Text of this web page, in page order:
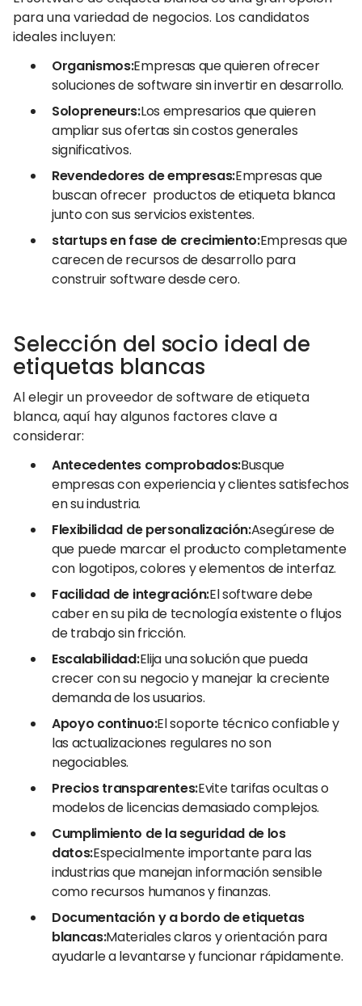
para una variedad de negocios. Los candidatos
ideales incluyen:
Organismos:Empresas que quieren ofrecer
soluciones de software sin invertir en desarrollo.
Solopreneurs:Los empresarios que quieren
ampliar sus ofertas sin costos generales
significativos.
Revendedores de empresas:Empresas que
buscan ofrecer productos de etiqueta blanca
junto con sus servicios existentes.
startups en fase de crecimiento:Empresas que
carecen de recursos de desarrollo para
construir software desde cero.
Selección del socio ideal de
etiquetas blancas
Al elegir un proveedor de software de etiqueta
blanca, aquí hay algunos factores clave a
considerar:
Antecedentes comprobados:Busque
empresas con experiencia y clientes satisfechos
en su industria.
Flexibilidad de personalización:Asegúrese de
que puede marcar el producto completamente
con logotipos, colores y elementos de interfaz.
Facilidad de integración:El software debe
caber en su pila de tecnología existente o flujos
de trabajo sin fricción.
Escalabilidad:Elija una solución que pueda
crecer con su negocio y manejar la creciente
demanda de los usuarios.
Apoyo continuo:El soporte técnico confiable y
las actualizaciones regulares no son
negociables.
Precios transparentes:Evite tarifas ocultas o
modelos de licencias demasiado complejos.
Cumplimiento de la seguridad de los
datos:Especialmente importante para las
industrias que manejan información sensible
como recursos humanos y finanzas.
Documentación y a bordo de etiquetas
blancas:Materiales claros y orientación para
ayudarle a levantarse y funcionar rápidamente.